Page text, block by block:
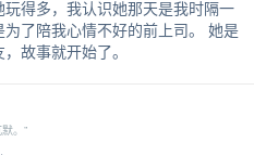
得多，我认识她那天是我时隔一
了陪我心情不好的前上司。 她是
故事就开始了。
。”